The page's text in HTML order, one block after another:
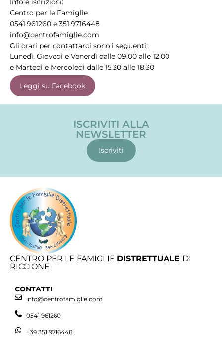
Info e iscrizioni:
Centro per le Famiglie
0541.961260 e 351.9716448
info@centrofamiglie.com
Gli orari per contattarci sono i seguenti:
Lunedì, Giovedì e Venerdì dalle 09.00 alle 12.00
e Martedì e Mercoledì dalle 15.30 alle 18.30
Leggi su Facebook
ISCRIVITI ALLA
NEWSLETTER
Iscriviti
CENTRO PER LE FAMIGLIE DISTRETTUALE DI
RICCIONE
CONTATTI
info@centrofamiglie.com
0541 961260
+39 351 9716448